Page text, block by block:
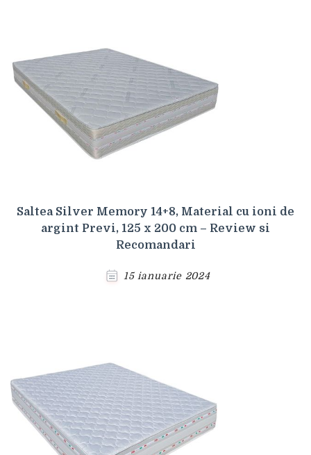
Saltea Silver Memory 14+8, Material cu ioni de
argint Previ, 125 x 200 cm – Review si
Recomandari
15 ianuarie 2024